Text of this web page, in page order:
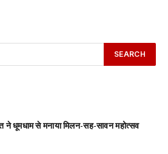
ने धूमधाम से मनाया मिलन-सह-सावन महोत्सव